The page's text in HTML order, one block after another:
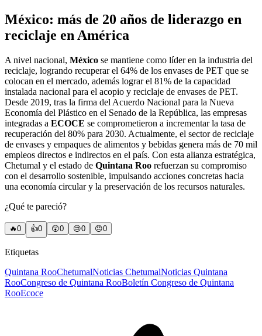
México: más de 20 años de liderazgo en
reciclaje en América
A nivel nacional, México se mantiene como líder en la industria del
reciclaje, logrando recuperar el 64% de los envases de PET que se
colocan en el mercado, además lograr el 81% de la capacidad
instalada nacional para el acopio y reciclaje de envases de PET.
Desde 2019, tras la firma del Acuerdo Nacional para la Nueva
Economía del Plástico en el Senado de la República, las empresas
integradas a ECOCE se comprometieron a incrementar la tasa de
recuperación del 80% para 2030. Actualmente, el sector de reciclaje
de envases y empaques de alimentos y bebidas genera más de 70 mil
empleos directos e indirectos en el país. Con esta alianza estratégica,
Chetumal y el estado de Quintana Roo refuerzan su compromiso
con el desarrollo sostenible, impulsando acciones concretas hacia
una economía circular y la preservación de los recursos naturales.
¿Qué te pareció?
🔥0 👍0 😲0 😢0 😠0
Etiquetas
Quintana RooChetumalNoticias ChetumalNoticias Quintana
RooCongreso de Quintana RooBoletín Congreso de Quintana
RooEcoce